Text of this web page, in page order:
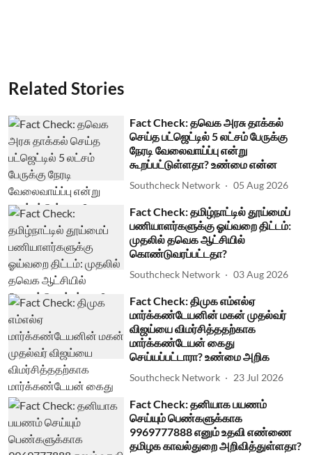
Related Stories
Fact Check: தவெக அரசு தாக்கல்
செய்த பட்ஜெட்டில் 5 லட்சம் பேருக்கு
நேரடி வேலைவாய்ப்பு என்று
கூறப்பட்டுள்ளதா? உண்மை என்ன
Southcheck Network 05 Aug 2026
Fact Check: தமிழ்நாட்டில் தூய்மைப்
பணியாளர்களுக்கு ஓய்வறை திட்டம்:
முதலில் தவெக ஆட்சியில்
கொண்டுவரப்பட்டதா?
Southcheck Network 03 Aug 2026
Fact Check: திமுக எம்எல்ஏ
மார்க்கண்டேயனின் மகன் முதல்வர்
விஜய்யை விமர்சித்ததற்காக
மார்க்கண்டேயன் கைது
செய்யப்பட்டாரா? உண்மை அறிக
Southcheck Network 23 Jul 2026
Fact Check: தனியாக பயணம்
செய்யும் பெண்களுக்காக
9969777888 எனும் உதவி எண்ணை
தமிழக காவல்துறை அறிவித்துள்ளதா?